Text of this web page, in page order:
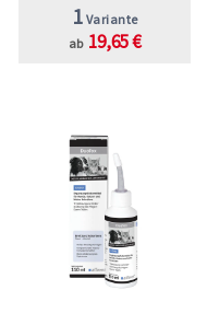
1 Variante
ab 19,65 €